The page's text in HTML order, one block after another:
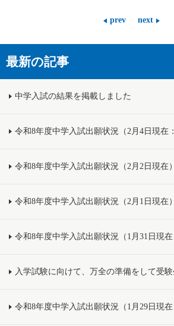
prev next
最新の記事
中学入試の結果を掲載しました
令和8年度中学入試出願状況（2月4日現在
令和8年度中学入試出願状況（2月2日現在）
令和8年度中学入試出願状況（2月1日現在）
令和8年度中学入試出願状況（1月31日現在
入学試験に向けて、万全の準備をして受
令和8年度中学入試出願状況（1月29日現在